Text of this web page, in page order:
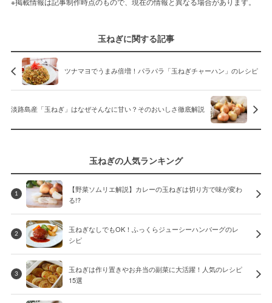
玉ねぎに関する記事
ツナマヨでうまみ倍増！パラパラ「玉ねぎチャーハン」のレシピ
淡路島産「玉ねぎ」はなぜそんなに甘い？そのおいしさ徹底解説
玉ねぎの人気ランキング
1
【野菜ソムリエ解説】カレーの玉ねぎは切り方で味が変わ
る!?
2
玉ねぎなしでもOK！ふっくらジューシーハンバーグのレ
シピ
3
玉ねぎは作り置きやお弁当の副菜に大活躍！人気のレシピ
15選